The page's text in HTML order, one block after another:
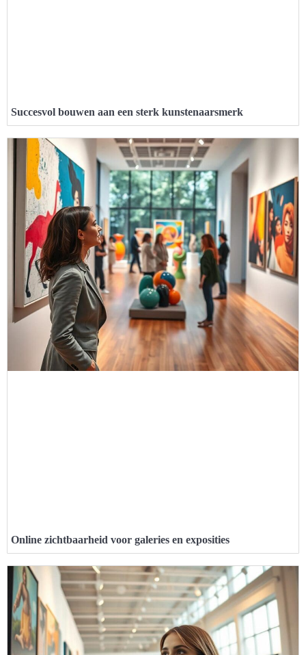
Succesvol bouwen aan een sterk kunstenaarsmerk
Online zichtbaarheid voor galeries en exposities